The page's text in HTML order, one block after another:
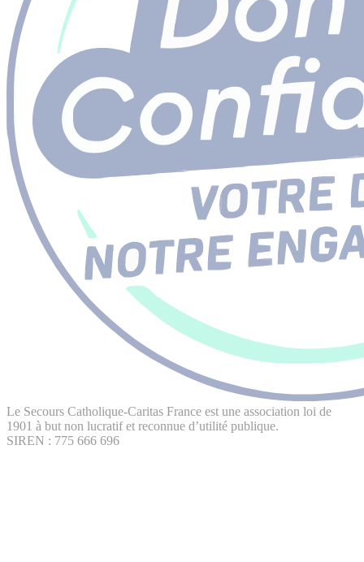
Le Secours Catholique-Caritas France est une association loi de
1901 à but non lucratif et reconnue d’utilité publique.
SIREN : 775 666 696